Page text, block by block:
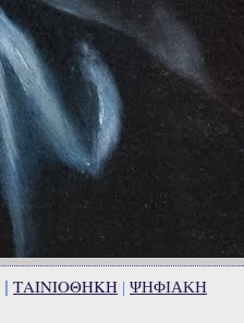
| ΤΑΙΝΙΟΘΗΚΗ | ΨΗΦΙΑΚΗ